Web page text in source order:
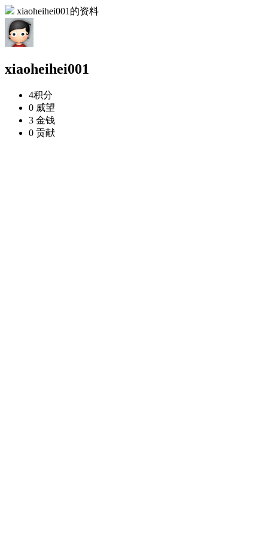
xiaoheihei001的资料
xiaoheihei001
4积分
0 威望
3 金钱
0 贡献